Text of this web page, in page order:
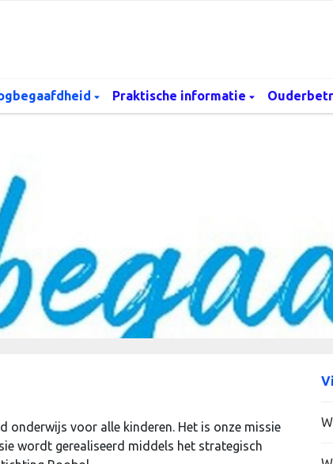
Praktische informatie
onderwijs voor alle kinderen. Het is onze missie
wordt gerealiseerd middels het strategisch